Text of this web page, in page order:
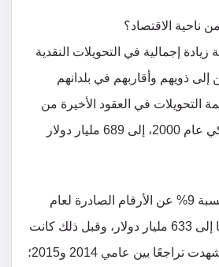
ناحية الاقتصاد؟
زيادة إجمالية في التحويلات النقدية
إلى ذويهم وأقاربهم في بلدانهم
التحويلات في العقود الأخيرة من
126 مليار دولار أمريكي عام 2000، إلى 689 مليار دولار
وارتفعت التحويلات بنسبة 9% عن الأرقام الصادرة لعام
2017؛ إذ وصلت حينها إلى 633 مليار دولار، وقبل ذلك كانت
التحويلات النقدية قد شهدت تراجعًا بين عامي 2014 و2015؛